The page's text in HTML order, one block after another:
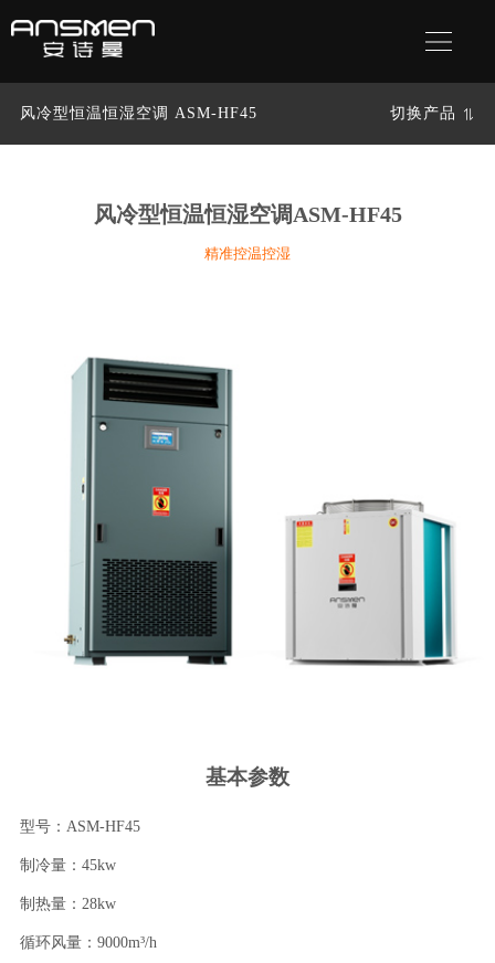
风冷型恒温恒湿空调 ASM-HF45 切换产品
风冷型恒温恒湿空调ASM-HF45
精准控温控湿
基本参数
型号：ASM-HF45
制冷量：45kw
制热量：28kw
循环风量：9000m³/h